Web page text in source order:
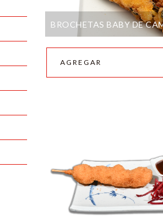
BROCHETAS BABY DE
AGREGAR